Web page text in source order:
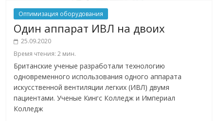
Оптимизация оборудования
Один аппарат ИВЛ на двоих
25.09.2020
Время чтения:2 мин.
Британские ученые разработали технологию
одновременного использования одного аппарата
искусственной вентиляции легких (ИВЛ) двумя
пациентами. Ученые Кингс Колледж и Империал
Колледж